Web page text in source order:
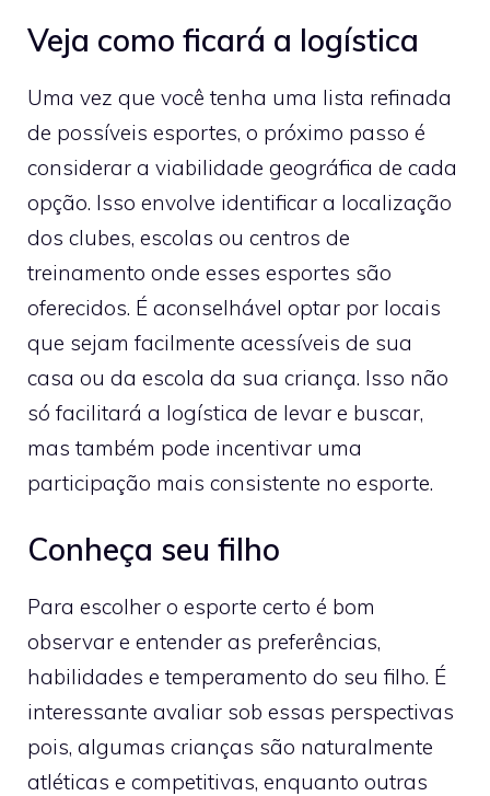
Veja como ficará a logística
Uma vez que você tenha uma lista refinada
de possíveis esportes, o próximo passo é
considerar a viabilidade geográfica de cada
opção. Isso envolve identificar a localização
dos clubes, escolas ou centros de
treinamento onde esses esportes são
oferecidos. É aconselhável optar por locais
que sejam facilmente acessíveis de sua
casa ou da escola da sua criança. Isso não
só facilitará a logística de levar e buscar,
mas também pode incentivar uma
participação mais consistente no esporte.
Conheça seu filho
Para escolher o esporte certo é bom
observar e entender as preferências,
habilidades e temperamento do seu filho. É
interessante avaliar sob essas perspectivas
pois, algumas crianças são naturalmente
atléticas e competitivas, enquanto outras